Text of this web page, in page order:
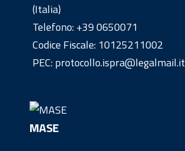
(Italia)
Telefono:+39 0650071
Codice Fiscale: 10125211002
PEC: protocollo.ispra@legalmail.it
MASE